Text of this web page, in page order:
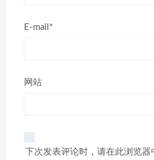
E-mail*
网站
下次发表评论时，请在此浏览